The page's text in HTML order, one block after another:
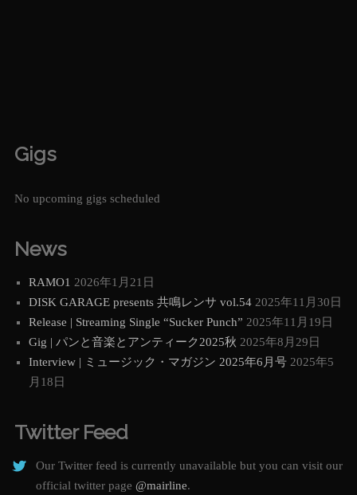
Gigs
No upcoming gigs scheduled
News
RAMO1 2026年1月21日
DISK GARAGE presents 共鳴レンサ vol.54 2025年11月30日
Release | Streaming Single “Sucker Punch” 2025年11月19日
Gig | パンと音楽とアンティーク2025秋 2025年8月29日
Interview | ミュージック・マガジン 2025年6月号 2025年5
月18日
Twitter Feed
Our Twitter feed is currently unavailable but you can visit our
official twitter page @mairline.